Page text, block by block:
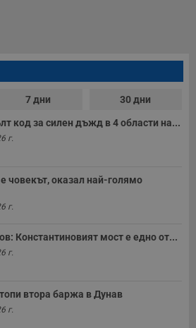
7 дни 30 дни
код за силен дъжд в 4 области на...
г.
човекът, оказал най-голямо
г.
Константиновият мост е едно от...
г.
втора баржа в Дунав
г.